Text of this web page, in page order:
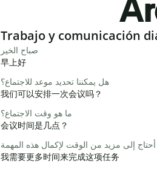
Slide 1 of 6
Trabajo y comunicación
صباح الخير
早上好
هل يمكننا تحديد موعد للاجتماع؟
我们可以安排一次会议吗？
ما هو وقت الاجتماع؟
会议时间是几点？
أحتاج إلى مزيد من الوقت لإكمال هذه المهمة
我需要更多时间来完成这项任务